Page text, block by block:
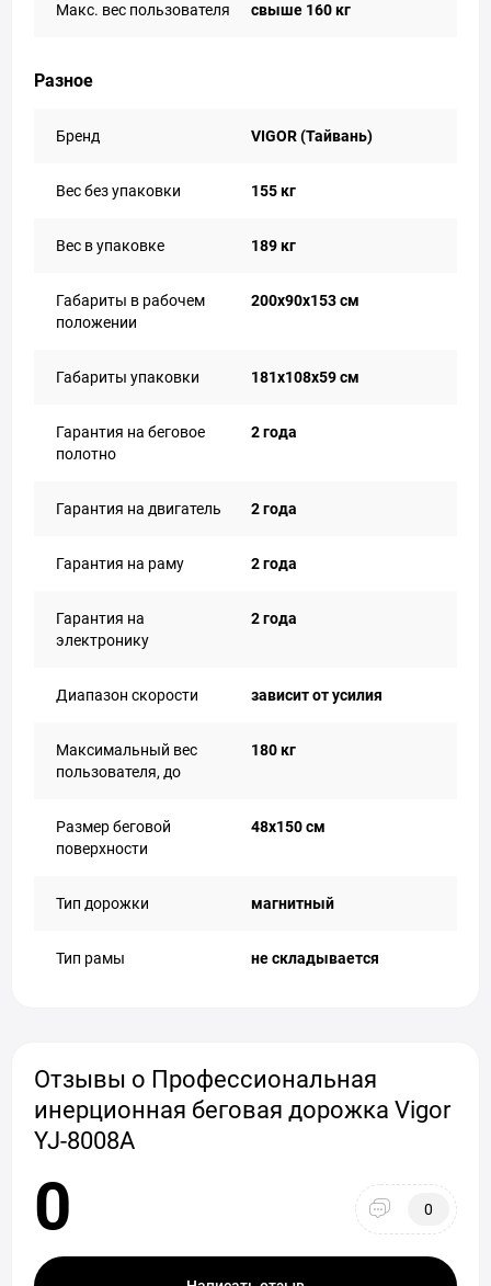
Макс. вес пользователя свыше 160 кг
Разное
Бренд VIGOR (Тайвань)
Вес без упаковки 155 кг
Вес в упаковке 189 кг
Габариты в рабочем
положении
200х90х153 см
Габариты упаковки 181х108х59 см
Гарантия на беговое
полотно
2 года
Гарантия на двигатель 2 года
Гарантия на раму 2 года
Гарантия на
электронику
2 года
Диапазон скорости зависит от усилия
Максимальный вес
пользователя, до
180 кг
Размер беговой
поверхности
48х150 см
Тип дорожки магнитный
Тип рамы не складывается
Отзывы о Профессиональная
инерционная беговая дорожка Vigor
YJ-8008A
0 0